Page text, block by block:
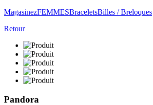
MagasinezFEMMESBraceletsBilles / Breloques
Retour
Pandora